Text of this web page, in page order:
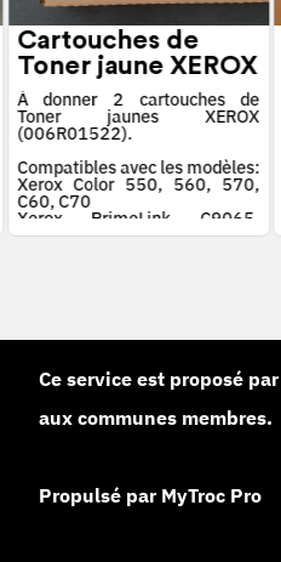
Cartouches de
Toner jaune XEROX
À donner 2 cartouches de
Toner jaunes XEROX
(006R01522).
Compatibles avec les modèles:
Xerox Color 550, 560, 570,
C60, C70
Xerox PrimeLink C9065,
C9070
Ce service est proposé par
aux communes membres.
Propulsé par MyTroc Pro